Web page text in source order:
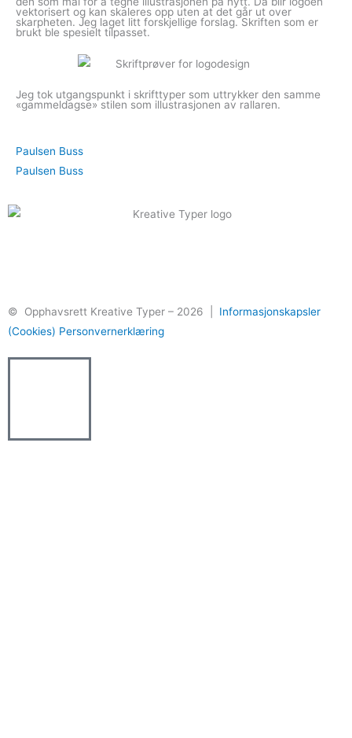
vektorisert og kan skaleres opp uten at det går ut over
skarpheten. Jeg laget litt forskjellige forslag. Skriften som er
brukt ble spesielt tilpasset.
Jeg tok utgangspunkt i skrifttyper som uttrykker den samme
«gammeldagse» stilen som illustrasjonen av rallaren.
Prev
Paulsen Buss
Paulsen Buss
Next
a
c
o
e
h
c
o
u
© Opphavsrett Kreative Typer – 2026 | Informasjonskapsler
(Cookies) Personvernerklæring